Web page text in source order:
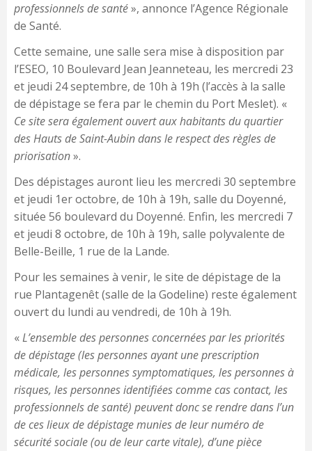
professionnels de santé», annonce l’Agence Régionale
de Santé.
Cette semaine, une salle sera mise à disposition par
l’ESEO, 10 Boulevard Jean Jeanneteau, les mercredi 23
et jeudi 24 septembre, de 10h à 19h (l’accès à la salle
de dépistage se fera par le chemin du Port Meslet). «
Ce site sera également ouvert aux habitants du quartier
des Hauts de Saint-Aubin dans le respect des règles de
priorisation».
Des dépistages auront lieu les mercredi 30 septembre
et jeudi 1er octobre, de 10h à 19h, salle du Doyenné,
située 56 boulevard du Doyenné. Enfin, les mercredi 7
et jeudi 8 octobre, de 10h à 19h, salle polyvalente de
Belle-Beille, 1 rue de la Lande.
Pour les semaines à venir, le site de dépistage de la
rue Plantagenêt (salle de la Godeline) reste également
ouvert du lundi au vendredi, de 10h à 19h.
«L’ensemble des personnes concernées par les priorités
de dépistage (les personnes ayant une prescription
médicale, les personnes symptomatiques, les personnes à
risques, les personnes identifiées comme cas contact, les
professionnels de santé) peuvent donc se rendre dans l’un
de ces lieux de dépistage munies de leur numéro de
sécurité sociale (ou de leur carte vitale), d’une pièce